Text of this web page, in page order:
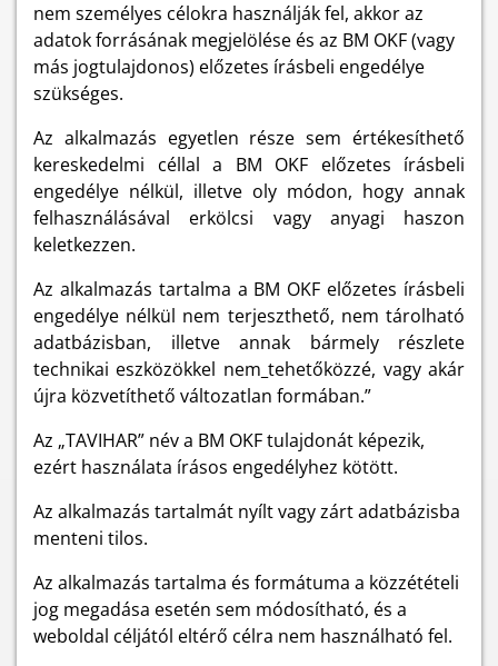
nem személyes célokra használják fel, akkor az
adatok forrásának megjelölése és az BM OKF (vagy
más jogtulajdonos) előzetes írásbeli engedélye
szükséges.
Az alkalmazás egyetlen része sem értékesíthető
kereskedelmi céllal a BM OKF előzetes írásbeli
engedélye nélkül, illetve oly módon, hogy annak
felhasználásával erkölcsi vagy anyagi haszon
keletkezzen.
Az alkalmazás tartalma a BM OKF előzetes írásbeli
engedélye nélkül nem terjeszthető, nem tárolható
adatbázisban, illetve annak bármely részlete
technikai eszközökkel nem tehetőközzé, vagy akár
újra közvetíthető változatlan formában.”
Az „TAVIHAR” név a BM OKF tulajdonát képezik,
ezért használata írásos engedélyhez kötött.
Az alkalmazás tartalmát nyílt vagy zárt adatbázisba
menteni tilos.
Az alkalmazás tartalma és formátuma a közzétételi
jog megadása esetén sem módosítható, és a
weboldal céljától eltérő célra nem használható fel.